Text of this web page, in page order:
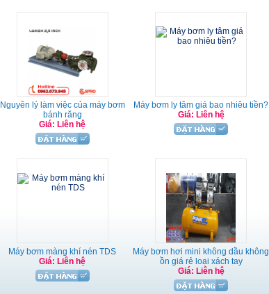
Nguyên lý làm việc của máy bơm
bánh răng
Giá: Liên hệ
Máy bơm ly tâm giá bao nhiêu tiền?
Giá: Liên hệ
Máy bơm màng khí nén TDS
Giá: Liên hệ
Máy bơm hơi mini không dầu không
ồn giá rẻ loại xách tay
Giá: Liên hệ